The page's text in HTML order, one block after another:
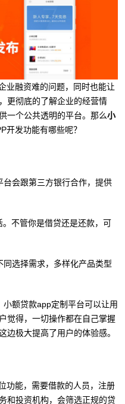
业融资难的问题，同时也能让
更彻底的了解企业的经营情
一个公共透明的平台。那么小
开发功能有哪些呢？
会跟第三方银行合作，提供
不管你是借贷还是还款，可
选择需求，多样化产品类型
额贷款app定制平台可以让用
觉得，一切操作都在自己掌握
边极大提高了用户的体验感。
功能，需要借款的人员，注册
和投资机构，会筛选正规的贷